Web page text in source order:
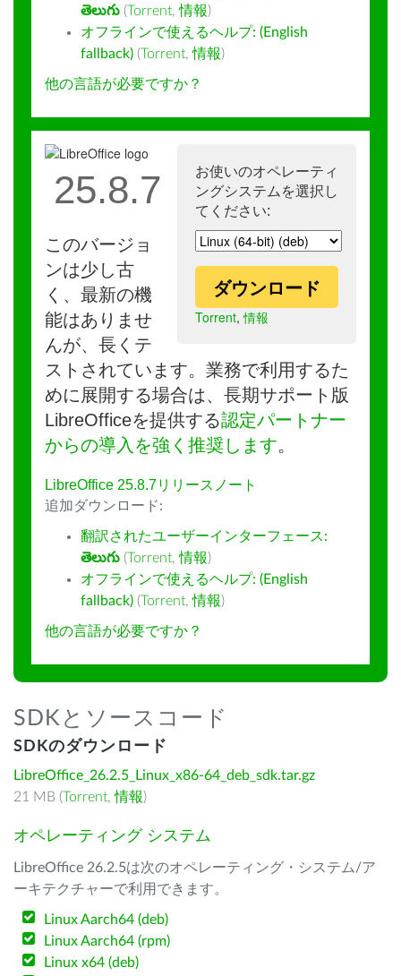
తెలుగు (Torrent,情報)
オフラインで使えるヘルプ: (English
fallback) (Torrent,情報)
他の言語が必要ですか？
お使いのオペレーティ
ングシステムを選択し
てください:
ダウンロード
Torrent,情報
25.8.7
このバージョ
ンは少し古
く、最新の機
能はありませ
んが、長くテ
ストされています。業務で利用するた
めに展開する場合は、長期サポート版
LibreOfficeを提供する認定パートナー
からの導入を強く推奨します。
LibreOffice 25.8.7リリースノート
追加ダウンロード:
翻訳されたユーザーインターフェース:
తెలుగు (Torrent,情報)
オフラインで使えるヘルプ: (English
fallback) (Torrent,情報)
他の言語が必要ですか？
SDKとソースコード
SDKのダウンロード
LibreOffice_26.2.5_Linux_x86-64_deb_sdk.tar.gz
21 MB (Torrent,情報)
オペレーティング システム
LibreOffice 26.2.5は次のオペレーティング・システム/ア
ーキテクチャーで利用できます。
Linux Aarch64 (deb)
Linux Aarch64 (rpm)
Linux x64 (deb)